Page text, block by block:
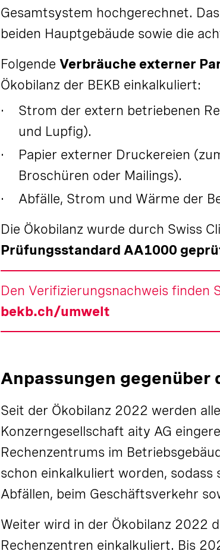
Gesamtsystem hochgerechnet.
beiden Hauptgebäude sowie die
Folgende Verbräuche externer
Ökobilanz der BEKB einkalkuliert:
Strom der extern betriebenen
und Lupfig).
Papier externer Druckereien
Broschüren oder Mailings).
Abfälle, Strom und Wärme der
Die Ökobilanz wurde durch Swiss
Prüfungsstandard AA1000
Den Verifizierungsnachweis finden
bekb.ch/umwelt
Anpassungen gegenüber
Seit der Ökobilanz 2022 werden
Konzerngesellschaft aity AG
Rechenzentrums im
schon einkalkuliert worden, sodass
Abfällen, beim Geschäftsverkehr
Weiter wird in der Ökobilanz 2022
Rechenzentren einkalkuliert. Bis